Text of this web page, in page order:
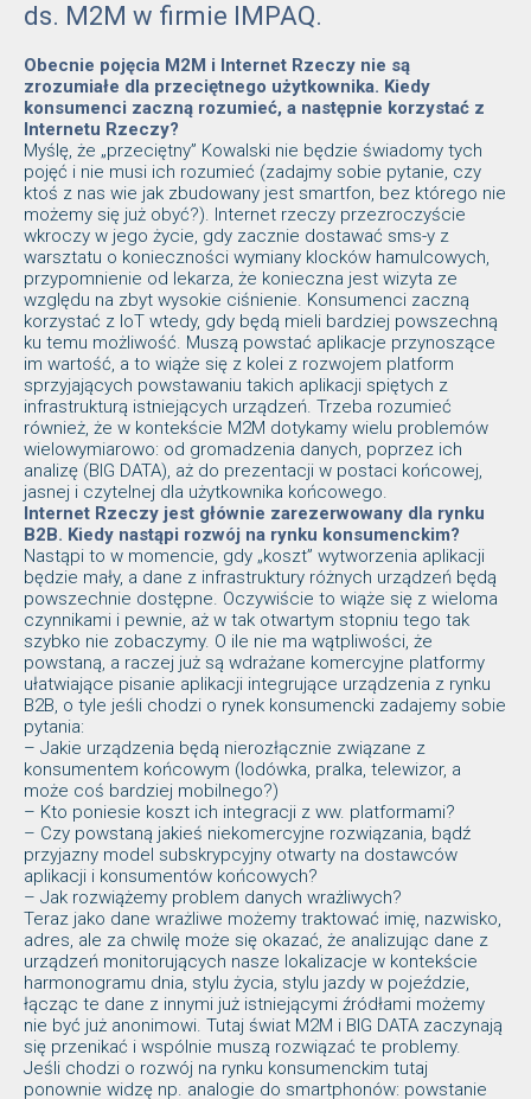
ds. M2M w firmie IMPAQ.
Obecnie pojęcia M2M i Internet Rzeczy nie są
zrozumiałe dla przeciętnego użytkownika. Kiedy
konsumenci zaczną rozumieć, a następnie korzystać z
Internetu Rzeczy?
Myślę, że „przeciętny” Kowalski nie będzie świadomy tych
pojęć i nie musi ich rozumieć (zadajmy sobie pytanie, czy
ktoś z nas wie jak zbudowany jest smartfon, bez którego nie
możemy się już obyć?). Internet rzeczy przezroczyście
wkroczy w jego życie, gdy zacznie dostawać sms-y z
warsztatu o konieczności wymiany klocków hamulcowych,
przypomnienie od lekarza, że konieczna jest wizyta ze
względu na zbyt wysokie ciśnienie. Konsumenci zaczną
korzystać z IoT wtedy, gdy będą mieli bardziej powszechną
ku temu możliwość. Muszą powstać aplikacje przynoszące
im wartość, a to wiąże się z kolei z rozwojem platform
sprzyjających powstawaniu takich aplikacji spiętych z
infrastrukturą istniejących urządzeń. Trzeba rozumieć
również, że w kontekście M2M dotykamy wielu problemów
wielowymiarowo: od gromadzenia danych, poprzez ich
analizę (BIG DATA), aż do prezentacji w postaci końcowej,
jasnej i czytelnej dla użytkownika końcowego.
Internet Rzeczy jest głównie zarezerwowany dla rynku
B2B. Kiedy nastąpi rozwój na rynku konsumenckim?
Nastąpi to w momencie, gdy „koszt” wytworzenia aplikacji
będzie mały, a dane z infrastruktury różnych urządzeń będą
powszechnie dostępne. Oczywiście to wiąże się z wieloma
czynnikami i pewnie, aż w tak otwartym stopniu tego tak
szybko nie zobaczymy. O ile nie ma wątpliwości, że
powstaną, a raczej już są wdrażane komercyjne platformy
ułatwiające pisanie aplikacji integrujące urządzenia z rynku
B2B, o tyle jeśli chodzi o rynek konsumencki zadajemy sobie
pytania:
– Jakie urządzenia będą nierozłącznie związane z
konsumentem końcowym (lodówka, pralka, telewizor, a
może coś bardziej mobilnego?)
– Kto poniesie koszt ich integracji z ww. platformami?
– Czy powstaną jakieś niekomercyjne rozwiązania, bądź
przyjazny model subskrypcyjny otwarty na dostawców
aplikacji i konsumentów końcowych?
– Jak rozwiążemy problem danych wrażliwych?
Teraz jako dane wrażliwe możemy traktować imię, nazwisko,
adres, ale za chwilę może się okazać, że analizując dane z
urządzeń monitorujących nasze lokalizacje w kontekście
harmonogramu dnia, stylu życia, stylu jazdy w pojeździe,
łącząc te dane z innymi już istniejącymi źródłami możemy
nie być już anonimowi. Tutaj świat M2M i BIG DATA zaczynają
się przenikać i wspólnie muszą rozwiązać te problemy.
Jeśli chodzi o rozwój na rynku konsumenckim tutaj
ponownie widzę np. analogie do smartphonów: powstanie